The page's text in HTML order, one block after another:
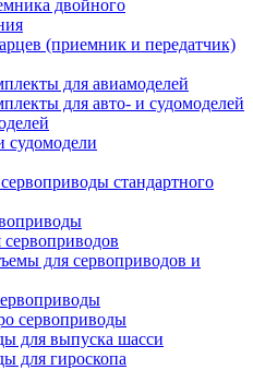
двойного
(приемник и передатчик)
для авиамоделей
для авто- и судомоделей
судомодели
стандартного
сервоприводов
для сервоприводов и
сервоприводы
для выпуска шасси
для гироскопа